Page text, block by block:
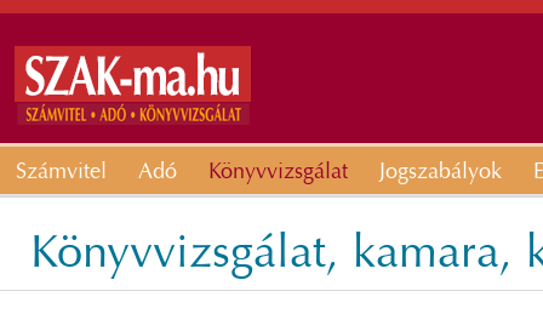
Számvitel Adó Könyvvizsgálat Jogszabályok
Könyvvizsgálat, kamara,